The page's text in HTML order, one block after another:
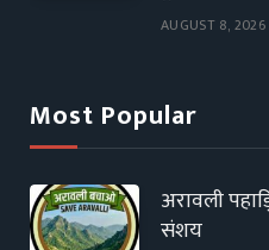
AUGUST 8, 2026
Most Popular
अरावली
संशय